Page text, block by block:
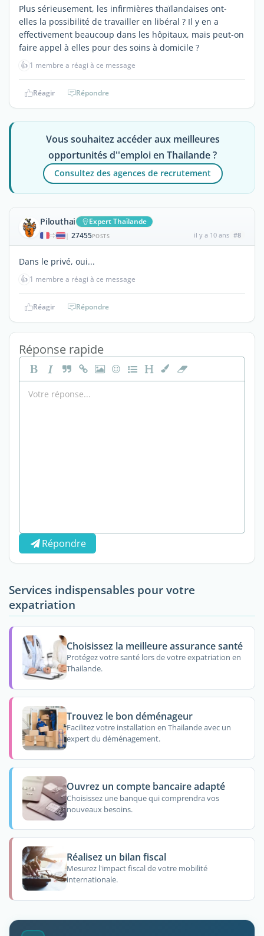
Plus sérieusement, les infirmières thaïlandaises ont-
elles la possibilité de travailler en libéral ? Il y en a
effectivement beaucoup dans les hôpitaux, mais peut-on
faire appel à elles pour des soins à domicile ?
👍 1 membre a réagi à ce message
Réagir Répondre
Vous souhaitez accéder aux meilleures
opportunités d''emploi en Thailande ?
Consultez des agences de recrutement
Pilouthai Expert Thaïlande
| 27455POSTS il y a 10 ans #8
Dans le privé, oui...
👍 1 membre a réagi à ce message
Réagir Répondre
Réponse rapide
Répondre
Services indispensables pour votre
expatriation
Choisissez la meilleure assurance santé
Protégez votre santé lors de votre expatriation en
Thailande.
Trouvez le bon déménageur
Facilitez votre installation en Thailande avec un
expert du déménagement.
Ouvrez un compte bancaire adapté
Choisissez une banque qui comprendra vos
nouveaux besoins.
Réalisez un bilan fiscal
Mesurez l'impact fiscal de votre mobilité
internationale.